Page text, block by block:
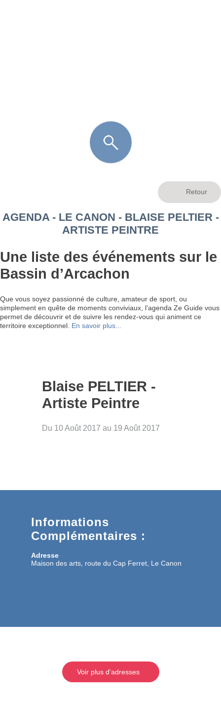
AGENDA - LE CANON - BLAISE PELTIER -
ARTISTE PEINTRE
Une liste des événements sur le
Bassin d’Arcachon
Que vous soyez passionné de culture, amateur de sport, ou
simplement en quête de moments conviviaux, l’agenda Ze Guide vous
permet de découvrir et de suivre les rendez-vous qui animent ce
territoire exceptionnel. En savoir plus...
Blaise PELTIER -
Artiste Peintre
Du 10 Août 2017 au 19 Août 2017
Informations
Complémentaires :
Adresse
Maison des arts, route du Cap Ferret, Le Canon
Voir plus d'adresses